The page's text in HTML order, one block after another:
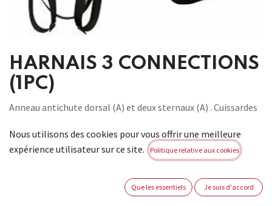
HARNAIS 3 CONNECTIONS
(1PC)
Anneau antichute dorsal (A) et deux sternaux (A) . Cuissardes
Conforme à : EN 361.
Brand:
Not Available For Sale
Nous utilisons des cookies pour vous offrir une meilleure
expérience utilisateur sur ce site.
Politique relative aux cookies
Que les essentiels Je suis d'accord